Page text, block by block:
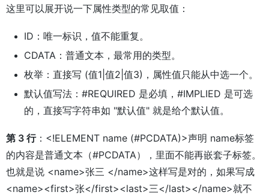
这里可以展开说一下属性类型的常见取值：
ID：唯一标识，值不能重复。
CDATA：普通文本，最常用的类型。
枚举：直接写 (值1|值2|值3)，属性值只能从中选一个。
默认值写法：#REQUIRED 是必填，#IMPLIED 是可选
的，直接写字符串如 "默认值" 就是给个默认值。
第 3 行：<!ELEMENT name (#PCDATA)>声明 name标签
的内容是普通文本（#PCDATA），里面不能再嵌套子标签。
也就是说 <name>张三 </name>这样写是对的，如果写成
<name><first>张</first><last>三</last></name>就不